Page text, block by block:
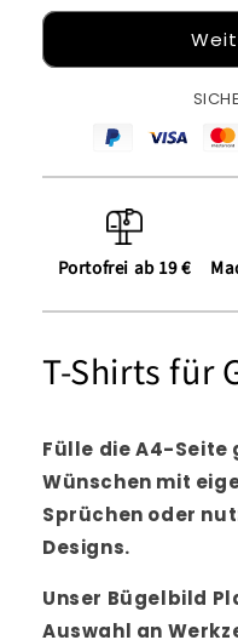
T-
für
T-
Shirts
für
Portofrei ab 19 €
T-Shirts für
Fülle die A4-Seite
Wünschen mit
Sprüchen oder
Designs.
Unser Bügelbild
Auswahl an